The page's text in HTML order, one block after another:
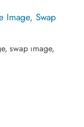
Image, Swap
swap ımage,